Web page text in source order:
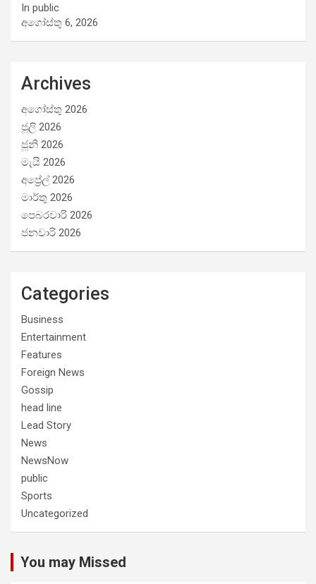
In public
අගෝස්තු 6, 2026
Archives
අගෝස්තු 2026
ජූලි 2026
ජූනි 2026
මැයි 2026
අප්‍රේල් 2026
මාර්තු 2026
පෙබරවාරි 2026
ජනවාරි 2026
Categories
Business
Entertainment
Features
Foreign News
Gossip
head line
Lead Story
News
NewsNow
public
Sports
Uncategorized
You may Missed